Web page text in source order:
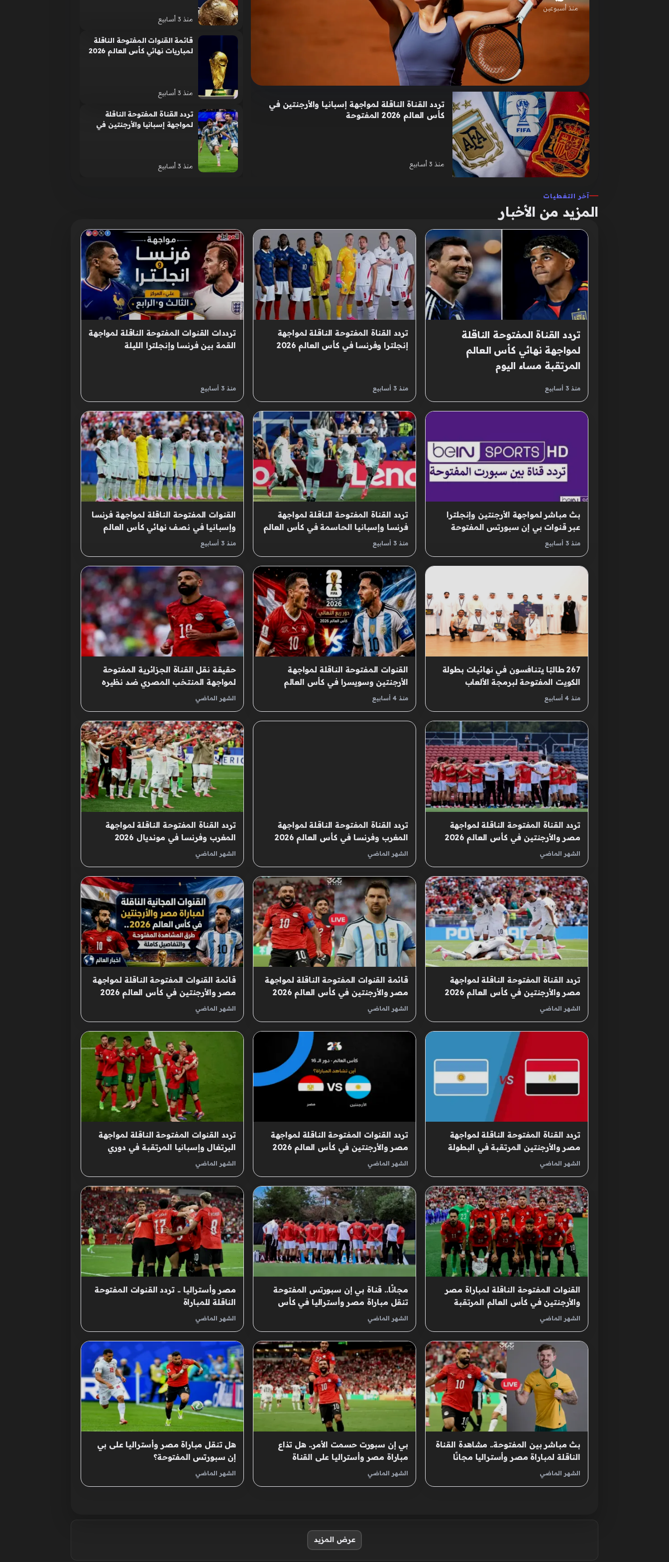
منذ أسبوعين
تردد القناة الناقلة لمواجهة إسبانيا والأرجنتين في
كأس العالم 2026 المفتوحة
منذ 3 أسابيع
منذ 3 أسابيع
قائمة القنوات المفتوحة الناقلة
لمباريات نهائي كأس العالم 2026
منذ 3 أسابيع
تردد القناة المفتوحة الناقلة
لمواجهة إسبانيا والأرجنتين في
منذ 3 أسابيع
آخر التغطيات
المزيد من الأخبار
تردد القناة المفتوحة الناقلة
لمواجهة نهائي كأس العالم
المرتقبة مساء اليوم
منذ 3 أسابيع
تردد القناة المفتوحة الناقلة لمواجهة
إنجلترا وفرنسا في كأس العالم 2026
منذ 3 أسابيع
ترددات القنوات المفتوحة الناقلة لمواجهة
القمة بين فرنسا وإنجلترا الليلة
منذ 3 أسابيع
بث مباشر لمواجهة الأرجنتين وإنجلترا
عبر قنوات بي إن سبورتس المفتوحة
مجاناًمنذ 3 أسابيع
تردد القناة المفتوحة الناقلة لمواجهة
فرنسا وإسبانيا الحاسمة في كأس العالم
منذ 3 أسابيع
القنوات المفتوحة الناقلة لمواجهة فرنسا
وإسبانيا في نصف نهائي كأس العالم
منذ 3 أسابيع
267 طالبًا يتنافسون في نهائيات بطولة
الكويت المفتوحة لبرمجة الألعاب
الإلكترونيةمنذ 4 أسابيع
القنوات المفتوحة الناقلة لمواجهة
الأرجنتين وسويسرا في كأس العالم
المرتقبةمنذ 4 أسابيع
حقيقة نقل القناة الجزائرية المفتوحة
لمواجهة المنتخب المصري ضد نظيره
الأرجنتيني المنتظرة
الشهر الماضي
تردد القناة المفتوحة الناقلة لمواجهة
مصر والأرجنتين في كأس العالم 2026
الشهر الماضي
تردد القناة المفتوحة الناقلة لمواجهة
المغرب وفرنسا في كأس العالم 2026
الشهر الماضي
تردد القناة المفتوحة الناقلة لمواجهة
المغرب وفرنسا في مونديال 2026
الشهر الماضي
تردد القناة المفتوحة الناقلة لمواجهة
مصر والأرجنتين في كأس العالم 2026
الشهر الماضي
قائمة القنوات المفتوحة الناقلة لمواجهة
مصر والأرجنتين في كأس العالم 2026
الشهر الماضي
قائمة القنوات المفتوحة الناقلة لمواجهة
مصر والأرجنتين في كأس العالم 2026
الشهر الماضي
تردد القناة المفتوحة الناقلة لمواجهة
مصر والأرجنتين المرتقبة في البطولة
الدولية
الشهر الماضي
تردد القنوات المفتوحة الناقلة لمواجهة
مصر والأرجنتين في كأس العالم 2026
الشهر الماضي
تردد القنوات المفتوحة الناقلة لمواجهة
البرتغال وإسبانيا المرتقبة في دوري
الأمم الأوروبية
الشهر الماضي
القنوات المفتوحة الناقلة لمباراة مصر
والأرجنتين في كأس العالم المرتقبة
الشهر الماضي
مجانًا.. قناة بي إن سبورتس المفتوحة
تنقل مباراة مصر وأستراليا في كأس
العالم
الشهر الماضي
مصر وأستراليا .. تردد القنوات المفتوحة
الناقلة للمباراة
الشهر الماضي
بث مباشر بين المفتوحة.. مشاهدة القناة
الناقلة لمباراة مصر وأستراليا مجانًا
الشهر الماضي
بي إن سبورت حسمت الأمر.. هل تذاع
مباراة مصر وأستراليا على القناة
المفتوحة؟
الشهر الماضي
هل تنقل مباراة مصر وأستراليا على بي
إن سبورتس المفتوحة؟
الشهر الماضي
عرض المزيد